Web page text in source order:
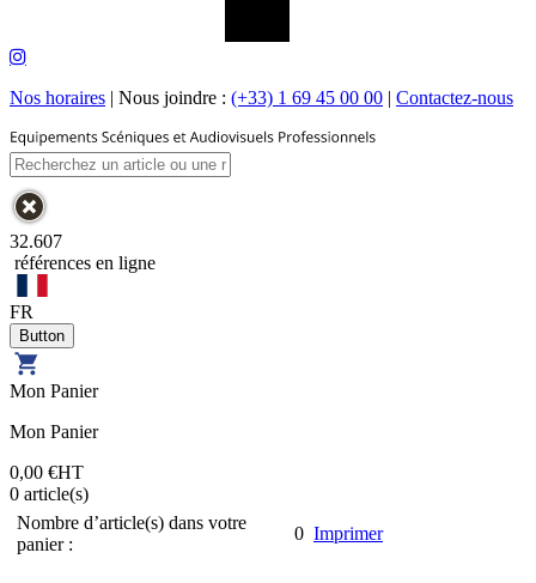
Nos horaires | Nous joindre : (+33) 1 69 45 00 00 | Contactez-nous
32.607
références en ligne
FR
Mon Panier
Mon Panier
0,00 €HT
0 article(s)
Nombre d’article(s) dans votre
panier :
0 Imprimer